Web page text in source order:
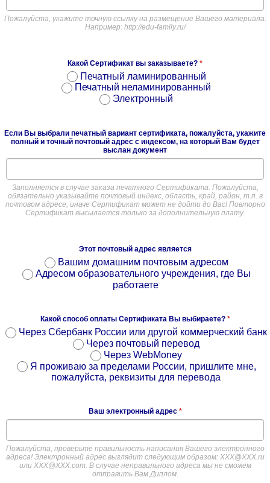
Пожалуйста, укажите точную ссылку на размещение Вашего материала.
Например: http://edu-family.ru/
Какой Сертификат вы заказываете? *
Печатный ламинированный
Печатный неламинированный
Электронный
Если Вы выбрали печатный вариант сертификата, пожалуйста, укажите
полный и точный почтовый адрес с индексом, на который Вам будет
выслан документ
Заполняется в случае заказа печатного Сертификата. Пожалуйста,
обязательно указывайте почтовый индекс, область, край, район, т.п. в
почтовом адресе, иначе Сертификат может не дойти до Вас! Повторно
Сертификат высылается только за дополнительную плату.
Этот почтовый адрес является
Вашим домашним почтовым адресом
Адресом образовательного учреждения, где Вы
работаете
Какой способ оплаты Сертификата Вы выбираете? *
Через Сбербанк России или другой коммерческий банк
Через почтовый перевод
Через WebMoney
Я проживаю за пределами России, пришлите мне,
пожалуйста, реквизиты для перевода
Ваш электронный адрес *
Пожалуйста, проверьте правильность написания Вашего электронного
адреса! Электронный адрес выглядит следующим образом: ХХХ@ХХХ.ru
или XXX@XXX.com. В случае неправильного адреса мы не сможем
отправить Вам Диплом.